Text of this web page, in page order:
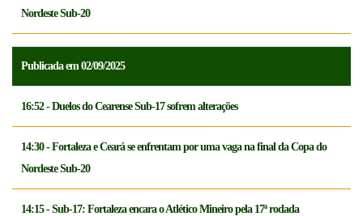
Nordeste Sub-20
Publicada em 02/09/2025
16:52 - Duelos do Cearense Sub-17 sofrem alterações
14:30 - Fortaleza e Ceará se enfrentam por uma vaga na final da Copa do
Nordeste Sub-20
14:15 - Sub-17: Fortaleza encara o Atlético Mineiro pela 17ª rodada